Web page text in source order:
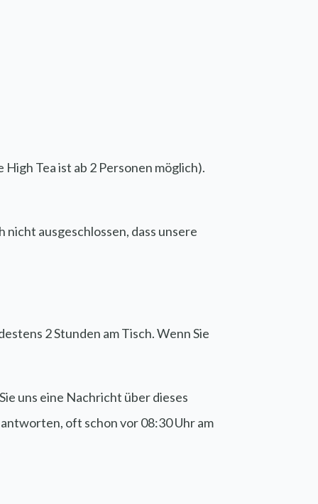
Tea ist ab 2 Personen möglich).
nicht ausgeschlossen, dass unsere
2 Stunden am Tisch. Wenn Sie
uns eine Nachricht über dieses
oft schon vor 08:30 Uhr am